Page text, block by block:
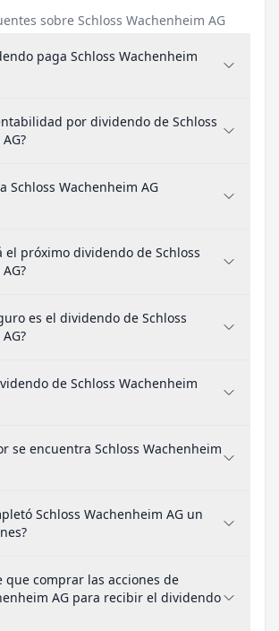
sobre Schloss Wachenheim AG
paga Schloss Wachenheim
por dividendo de Schloss
Schloss Wachenheim AG
el próximo dividendo de Schloss
es el dividendo de Schloss
de Schloss Wachenheim
se encuentra Schloss Wachenheim
Schloss Wachenheim AG un
que comprar las acciones de
AG para recibir el dividendo